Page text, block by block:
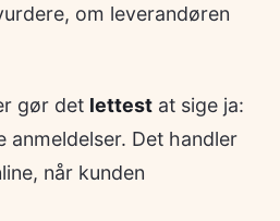
om leverandøren
gør det lettest at sige ja:
Det handler
når kunden